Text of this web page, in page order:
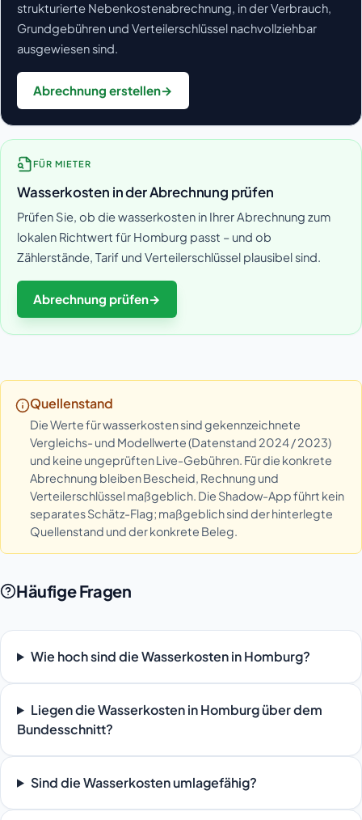
strukturierte Nebenkostenabrechnung, in der Verbrauch,
Grundgebühren und Verteilerschlüssel nachvollziehbar
ausgewiesen sind.
Abrechnung erstellen→
FÜR MIETER
Wasserkosten in der Abrechnung prüfen
Prüfen Sie, ob die wasserkosten in Ihrer Abrechnung zum
lokalen Richtwert für Homburg passt – und ob
Zählerstände, Tarif und Verteilerschlüssel plausibel sind.
Abrechnung prüfen→
Quellenstand
Die Werte für wasserkosten sind gekennzeichnete
Vergleichs- und Modellwerte (Datenstand 2024 / 2023)
und keine ungeprüften Live-Gebühren. Für die konkrete
Abrechnung bleiben Bescheid, Rechnung und
Verteilerschlüssel maßgeblich. Die Shadow-App führt kein
separates Schätz-Flag; maßgeblich sind der hinterlegte
Quellenstand und der konkrete Beleg.
Häufige Fragen
Wie hoch sind die Wasserkosten in Homburg?
Liegen die Wasserkosten in Homburg über dem
Bundesschnitt?
Sind die Wasserkosten umlagefähig?